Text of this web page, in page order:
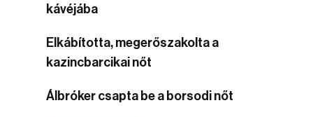
kávéjába
Elkábította, megerőszakolta a
kazincbarcikai nőt
Álbróker csapta be a borsodi nőt